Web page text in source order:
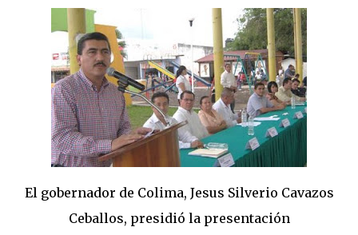
El gobernador de Colima, Jesus Silverio Cavazos
Ceballos, presidió la presentación